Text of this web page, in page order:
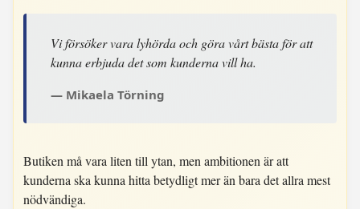
Vi försöker vara lyhörda och göra vårt bästa för att
kunna erbjuda det som kunderna vill ha.
Mikaela Törning
Butiken må vara liten till ytan, men ambitionen är att
kunderna ska kunna hitta betydligt mer än bara det allra mest
nödvändiga.